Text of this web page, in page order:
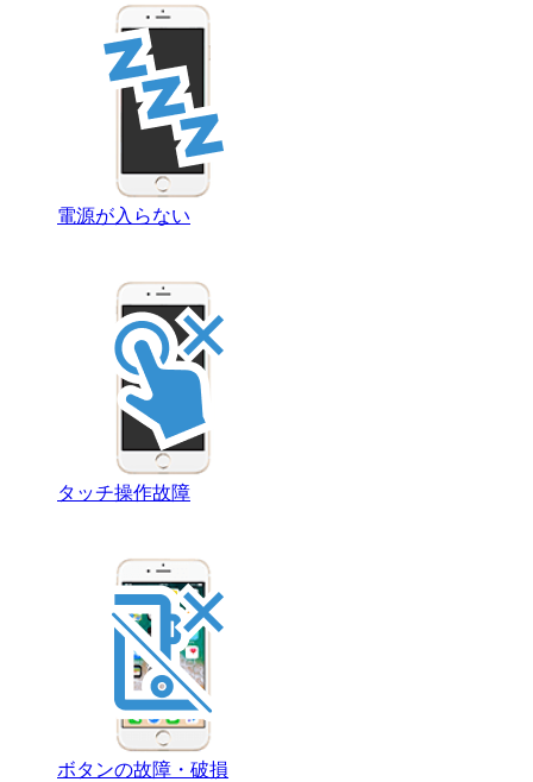
電源が入らない
タッチ操作故障
ボタンの故障・破損